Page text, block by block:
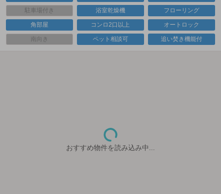
駐車場付き 浴室乾燥機 フローリング
角部屋 コンロ2口以上 オートロック
南向き ペット相談可 追い焚き機能付
おすすめ物件を読み込み中...